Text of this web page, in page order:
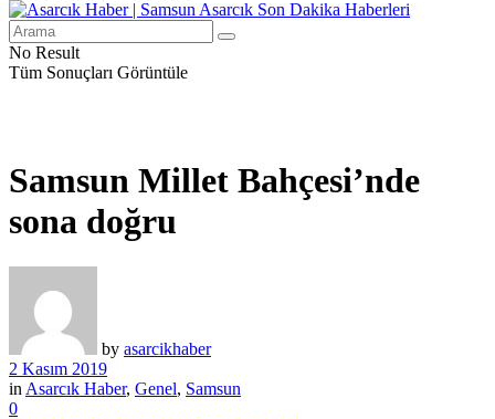
No Result
Tüm Sonuçları Görüntüle
Samsun Millet Bahçesi’nde
sona doğru
by asarcikhaber
2 Kasım 2019
in Asarcık Haber, Genel, Samsun
0